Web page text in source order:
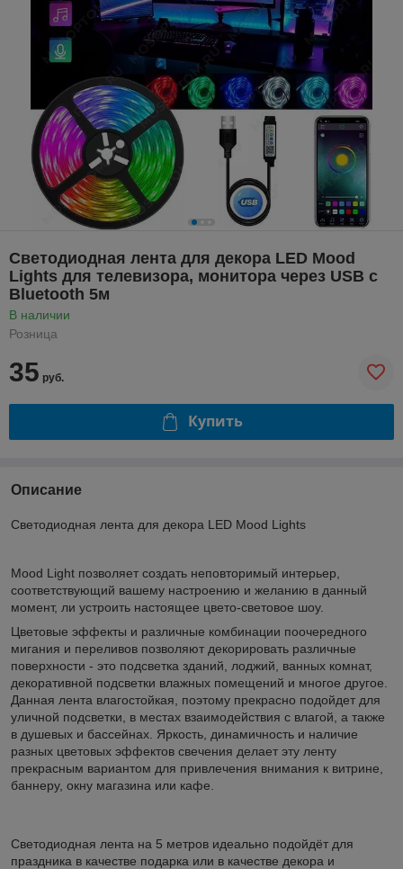
Светодиодная лента для декора LED Mood
Lights для телевизора, монитора через USB с
Bluetooth 5м
В наличии
Розница
35 руб.
Купить
Описание
Светодиодная лента для декора LED Mood Lights
Mood Light позволяет создать неповторимый интерьер,
соответствующий вашему настроению и желанию в данный
момент, ли устроить настоящее цвето-световое шоу.
Цветовые эффекты и различные комбинации поочередного
мигания и переливов позволяют декорировать различные
поверхности - это подсветка зданий, лоджий, ванных комнат,
декоративной подсветки влажных помещений и многое другое.
Данная лента влагостойкая, поэтому прекрасно подойдет для
уличной подсветки, в местах взаимодействия с влагой, а также
в душевых и бассейнах. Яркость, динамичность и наличие
разных цветовых эффектов свечения делает эту ленту
прекрасным вариантом для привлечения внимания к витрине,
баннеру, окну магазина или кафе.
Светодиодная лента на 5 метров идеально подойдёт для
праздника в качестве подарка или в качестве декора и